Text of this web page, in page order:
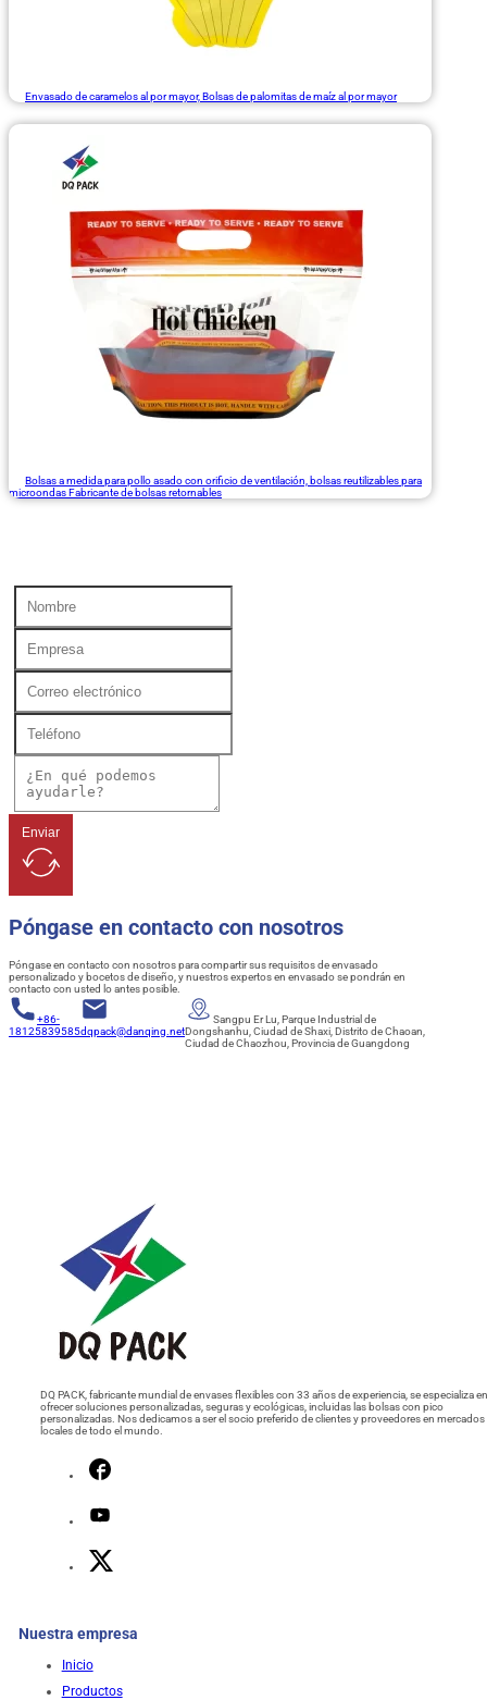
Envasado de caramelos al por mayor, Bolsas de palomitas de maíz al por mayor
Bolsas a medida para pollo asado con orificio de ventilación, bolsas reutilizables para
microondas Fabricante de bolsas retornables
Enviar
Póngase en contacto con nosotros
Póngase en contacto con nosotros para compartir sus requisitos de envasado
personalizado y bocetos de diseño, y nuestros expertos en envasado se pondrán en
contacto con usted lo antes posible.
+86-
18125839585dqpack@danqing.net
Sangpu Er Lu, Parque Industrial de
Dongshanhu, Ciudad de Shaxi, Distrito de Chaoan,
Ciudad de Chaozhou, Provincia de Guangdong
DQ PACK, fabricante mundial de envases flexibles con 33 años de experiencia, se especializa en
ofrecer soluciones personalizadas, seguras y ecológicas, incluidas las bolsas con pico
personalizadas. Nos dedicamos a ser el socio preferido de clientes y proveedores en mercados
locales de todo el mundo.
Nuestra empresa
Inicio
Productos